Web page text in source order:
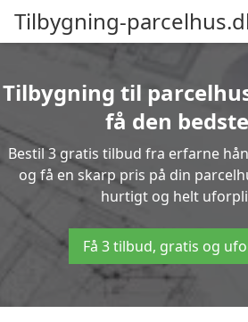
Tilbygning-
Tilbygning til
få den
Bestil 3 gratis tilbud fra erfarne
og få en skarp pris på din
hurtigt og helt
Få 3 tilbud, gratis og